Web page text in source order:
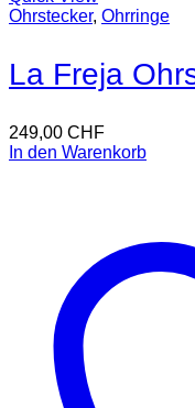
Ohrstecker, Ohrringe
La Freja
249,00 CHF
In den Warenkorb